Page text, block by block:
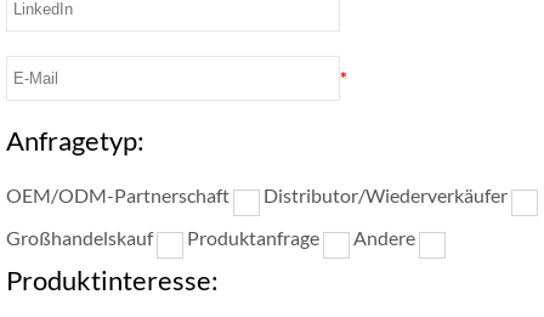
*
Anfragetyp:
OEM/ODM-Partnerschaft
Distributor/Wiederverkäufer
Großhandelskauf
Produktanfrage Andere
Produktinteresse: